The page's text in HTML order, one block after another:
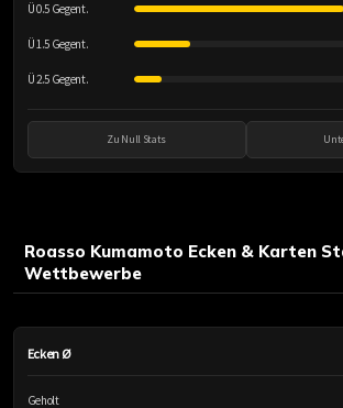
Ü 0.5 Gegent.
Ü 1.5 Gegent.
Ü 2.5 Gegent.
Zu Null Stats
Roasso Kumamoto Ecken & Karten
Wettbewerbe
Ecken Ø
Geholt